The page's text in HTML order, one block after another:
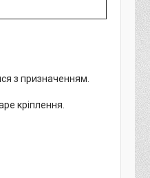
з призначенням.
кріплення.